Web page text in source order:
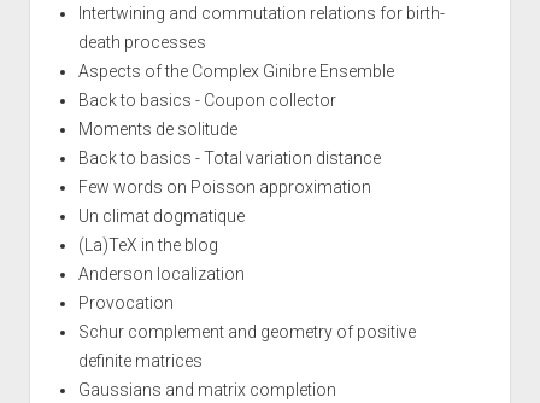
Intertwining and commutation relations for birth-
death processes
Aspects of the Complex Ginibre Ensemble
Back to basics - Coupon collector
Moments de solitude
Back to basics - Total variation distance
Few words on Poisson approximation
Un climat dogmatique
(La)TeX in the blog
Anderson localization
Provocation
Schur complement and geometry of positive
definite matrices
Gaussians and matrix completion